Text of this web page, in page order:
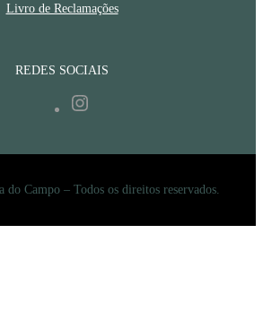
Livro de Reclamações
REDES SOCIAIS
Campo – Todos os direitos reservados.